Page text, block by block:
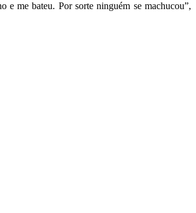
e me bateu. Por sorte ninguém se machucou”,